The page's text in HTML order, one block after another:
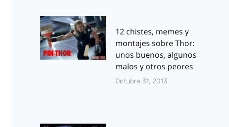
12 chistes, memes y
montajes sobre Thor:
unos buenos, algunos
malos y otros peores
Octubre 31, 2013